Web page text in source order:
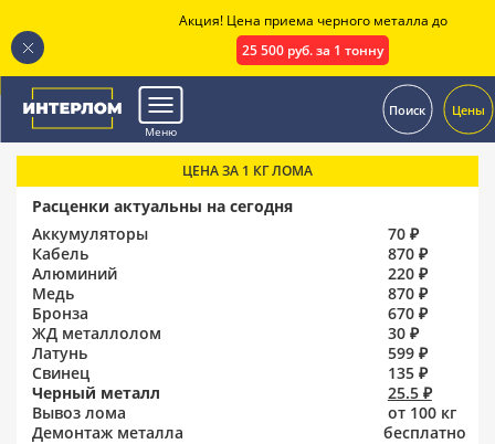
Меню
Поиск Цены
ЦЕНА ЗА 1 КГ ЛОМА
Расценки актуальны на сегодня
Аккумуляторы
70 ₽
Кабель
870 ₽
Алюминий
220 ₽
Медь
870 ₽
Бронза
670 ₽
ЖД металлолом
30 ₽
Латунь
599 ₽
Свинец
135 ₽
Черный металл
25.5 ₽
Вывоз лома
от 100 кг
Демонтаж металла
бесплатно
Акция! Цена приема черного металла до
25 500 руб. за 1 тонну
.